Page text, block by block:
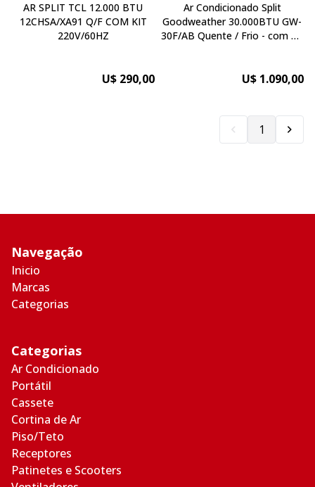
AR SPLIT TCL 12.000 BTU
12CHSA/XA91 Q/F COM KIT
220V/60HZ
U$ 290,00
Ar Condicionado Split
Goodweather 30.000BTU GW-
30F/AB Quente / Frio - com Kit
U$ 1.090,00
1
Navegação
Inicio
Marcas
Categorias
Categorias
Ar Condicionado
Portátil
Cassete
Cortina de Ar
Piso/Teto
Receptores
Patinetes e Scooters